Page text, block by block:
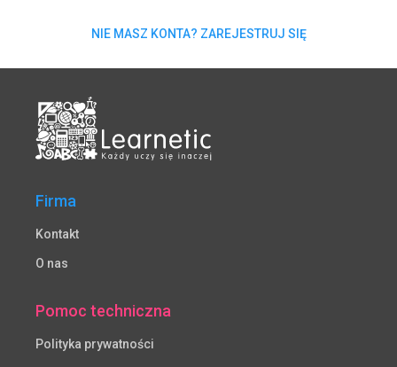
NIE MASZ KONTA? ZAREJESTRUJ SIĘ
Firma
Kontakt
O nas
Pomoc techniczna
Polityka prywatności